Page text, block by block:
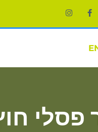
פסלי